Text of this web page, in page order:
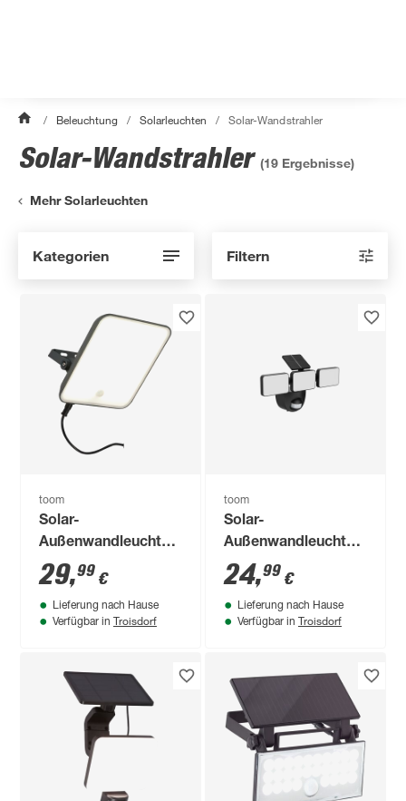
/ Beleuchtung / Solarleuchten / Solar-Wandstrahler
Solar-Wandstrahler (19 Ergebnisse)
Mehr Solarleuchten
Kategorien Filtern
toom
Solar-
Außenwandleuchte
'Jinan' mit
Bewegungssensor
1000 lm neutralweiß
IP 65 16,4 x 20 cm
29,99 €
Lieferung nach Hause
Verfügbar in Troisdorf
toom
Solar-
Außenwandleuchte
'Houston' mit
Bewegungssensor
1200 lm
tageslichtweiß IP 44
24,99 €
Lieferung nach Hause
Verfügbar in Troisdorf